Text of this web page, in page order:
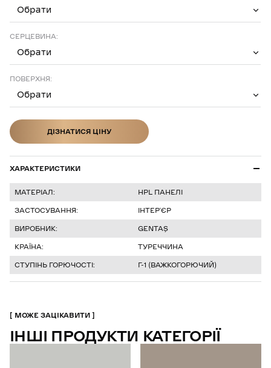
Обрати
СЕРЦЕВИНА:
Обрати
ПОВЕРХНЯ:
Обрати
ДІЗНАТИСЯ ЦІНУ
ХАРАКТЕРИСТИКИ
МАТЕРІАЛ:
HPL ПАНЕЛІ
ЗАСТОСУВАННЯ:
ІНТЕР’ЄР
ВИРОБНИК:
GENTAŞ
КРАЇНА:
ТУРЕЧЧИНА
СТУПІНЬ ГОРЮЧОСТІ:
Г-1 (ВАЖКОГОРЮЧИЙ)
МОЖЕ ЗАЦІКАВИТИ
ІНШІ ПРОДУКТИ КАТЕГОРІЇ